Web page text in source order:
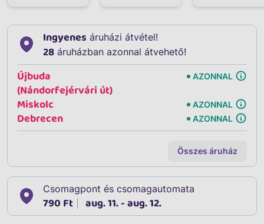
Ingyenes áruházi átvétel!
28 áruházban azonnal átvehető!
Újbuda
(Nándorfejérvári út)
AZONNAL
Miskolc AZONNAL
Debrecen AZONNAL
Összes áruház
Csomagpont és csomagautomata
790 Ft aug. 11. - aug. 12.